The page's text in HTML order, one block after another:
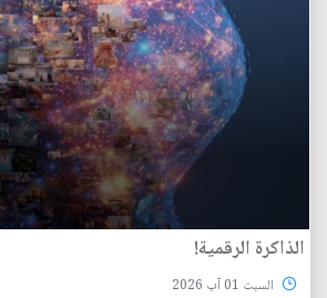
الذاكرة الرقمية!
السبت 01 آب 2026